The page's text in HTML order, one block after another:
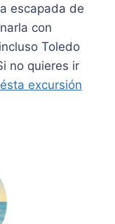
escapada de
con
Toledo
no quieres ir
ésta excursión